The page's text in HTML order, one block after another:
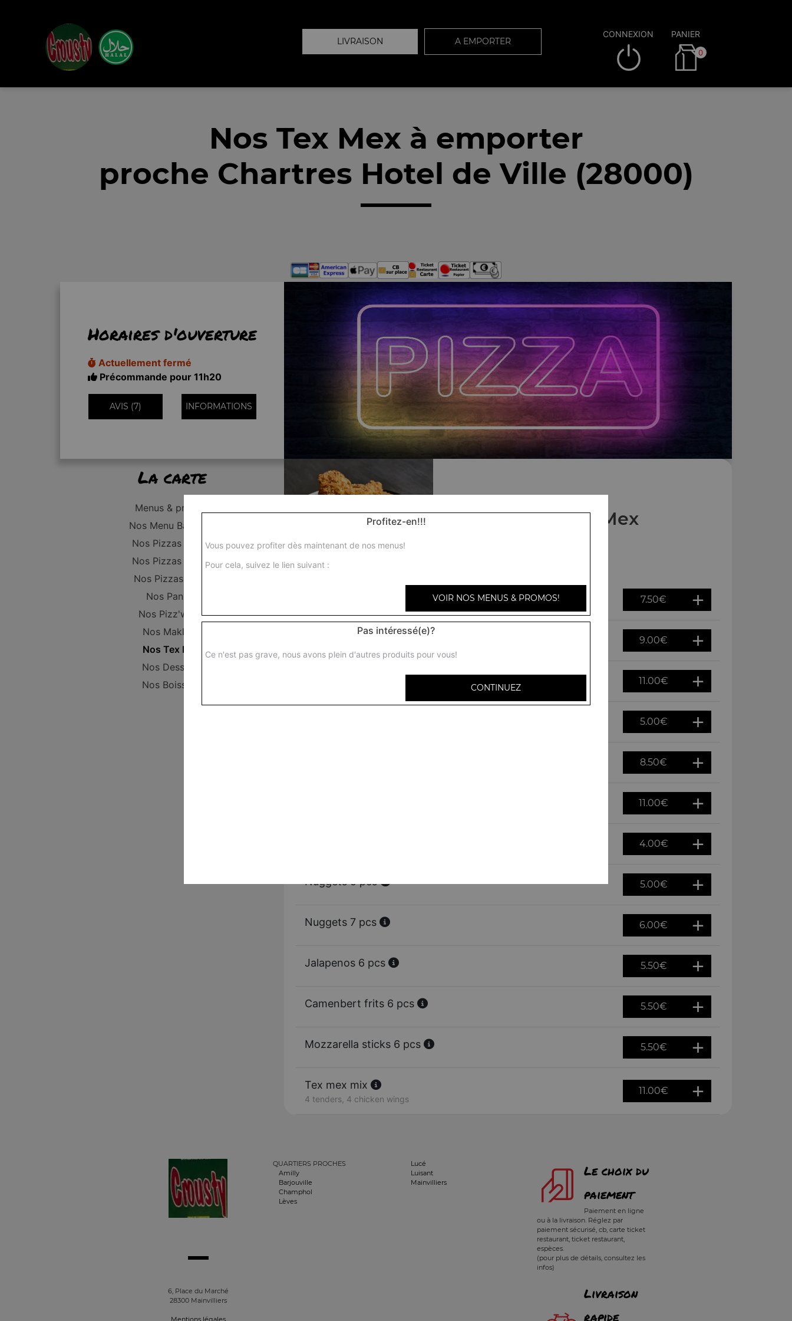
LIVRAISON A EMPORTER
CONNEXION PANIER
0
Nos Tex Mex à emporter
proche Chartres Hotel de Ville (28000)
Horaires d'ouverture
Actuellement fermé
Précommande pour 11h20
AVIS (7) INFORMATIONS
La carte
Menus & promos
Nos Menu Bambino
Nos Pizzas Junior
Nos Pizzas Senior
Nos Pizzas Méga
Nos Paninis
Nos Pizz'wichs
Nos Makloub
Nos Tex Mex
Nos Desserts
Nos Boissons
Nos Tex Mex
7.50€
Chicken wings 9 pcs 9.00€
Chicken wings 12 pcs 11.00€
5.00€
8.50€
11.00€
4.00€
Nuggets 5 pcs 5.00€
Nuggets 7 pcs 6.00€
Jalapenos 6 pcs 5.50€
Camenbert frits 6 pcs 5.50€
Mozzarella sticks 6 pcs 5.50€
Tex mex mix
4 tenders, 4 chicken wings
11.00€
6, Place du Marché
28300 Mainvilliers
Mentions légales
QUARTIERS PROCHES
Amilly
Barjouville
Champhol
Lèves
Lucé
Luisant
Mainvilliers
Le choix du
paiement
Paiement en ligne
ou à la livraison. Réglez par
paiement sécurisé, cb, carte ticket
restaurant, ticket restaurant,
espèces.
(pour plus de détails, consultez les
infos)
Livraison
rapide
Profitez-en!!!
Vous pouvez profiter dès maintenant de nos menus!
Pour cela, suivez le lien suivant :
VOIR NOS MENUS & PROMOS!
Pas intéressé(e)?
Ce n'est pas grave, nous avons plein d'autres produits pour vous!
CONTINUEZ